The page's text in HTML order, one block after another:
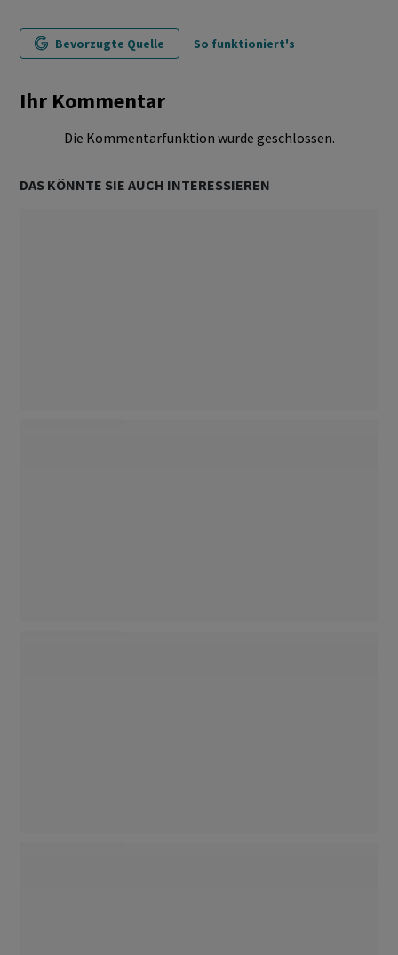
Bevorzugte Quelle So funktioniert's
Ihr Kommentar
Die Kommentarfunktion wurde geschlossen.
DAS KÖNNTE SIE AUCH INTERESSIEREN